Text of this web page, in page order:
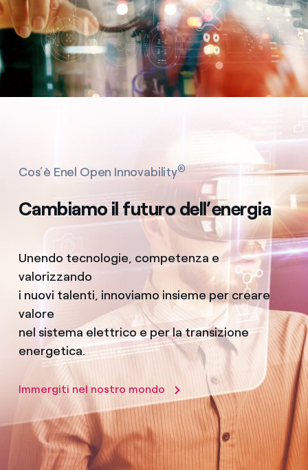
Cos’è Enel Open Innovability®
Cambiamo il futuro dell’energia
Unendo tecnologie, competenza e
valorizzando
i nuovi talenti, innoviamo insieme per creare
valore
nel sistema elettrico e per la transizione
energetica.
Immergiti nel nostro mondo